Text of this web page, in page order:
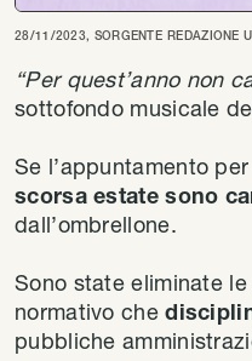
28/11/2023, SORGENTE REDAZIONE
“Per quest’anno non
sottofondo musicale
Se l’appuntamento
scorsa estate sono
dall’ombrellone.
Sono state eliminate
normativo che
pubbliche